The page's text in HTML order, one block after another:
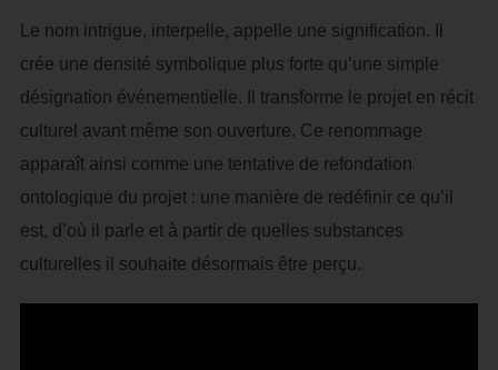
Le nom intrigue, interpelle, appelle une signification. Il
crée une densité symbolique plus forte qu’une simple
désignation événementielle. Il transforme le projet en récit
culturel avant même son ouverture. Ce renommage
apparaît ainsi comme une tentative de refondation
ontologique du projet : une manière de redéfinir ce qu’il
est, d’où il parle et à partir de quelles substances
culturelles il souhaite désormais être perçu.